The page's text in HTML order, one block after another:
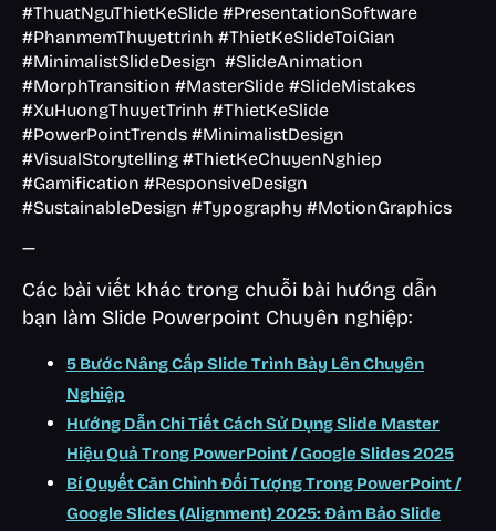
#ThuatNguThietKeSlide #PresentationSoftware
#PhanmemThuyettrinh #ThietKeSlideToiGian
#MinimalistSlideDesign #SlideAnimation
#MorphTransition #MasterSlide #SlideMistakes
#XuHuongThuyetTrinh #ThietKeSlide
#PowerPointTrends #MinimalistDesign
#VisualStorytelling #ThietKeChuyenNghiep
#Gamification #ResponsiveDesign
#SustainableDesign #Typography #MotionGraphics
—
Các bài viết khác trong chuỗi bài hướng dẫn
bạn làm Slide Powerpoint Chuyên nghiệp:
5 Bước Nâng Cấp Slide Trình Bày Lên Chuyên
Nghiệp
Hướng Dẫn Chi Tiết Cách Sử Dụng Slide Master
Hiệu Quả Trong PowerPoint / Google Slides 2025
Bí Quyết Căn Chỉnh Đối Tượng Trong PowerPoint /
Google Slides (Alignment) 2025: Đảm Bảo Slide